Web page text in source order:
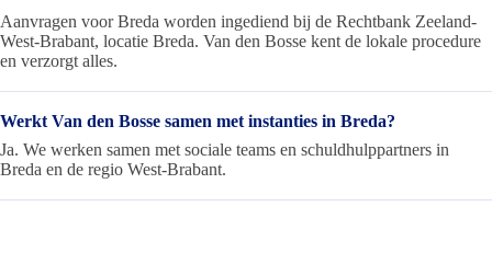
Aanvragen voor Breda worden ingediend bij de Rechtbank Zeeland-
West-Brabant, locatie Breda. Van den Bosse kent de lokale procedure
en verzorgt alles.
Werkt Van den Bosse samen met instanties in Breda?
Ja. We werken samen met sociale teams en schuldhulppartners in
Breda en de regio West-Brabant.